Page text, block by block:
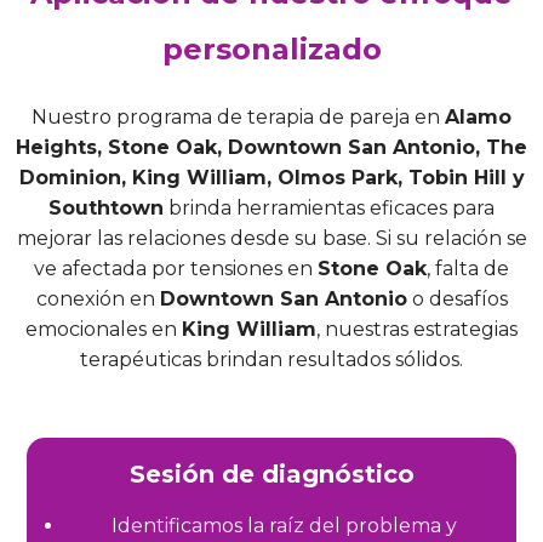
personalizado
Nuestro programa de terapia de pareja en Alamo
Heights, Stone Oak, Downtown San Antonio, The
Dominion, King William, Olmos Park, Tobin Hill y
Southtown brinda herramientas eficaces para
mejorar las relaciones desde su base. Si su relación se
ve afectada por tensiones en Stone Oak, falta de
conexión en Downtown San Antonioo desafíos
emocionales en King William, nuestras estrategias
terapéuticas brindan resultados sólidos.
Sesión de diagnóstico
Identificamos la raíz del problema y